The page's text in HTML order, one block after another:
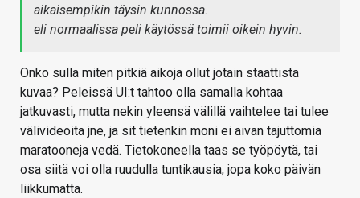
aikaisempikin täysin kunnossa.
eli normaalissa peli käytössä toimii oikein hyvin.
Onko sulla miten pitkiä aikoja ollut jotain staattista
kuvaa? Peleissä UI:t tahtoo olla samalla kohtaa
jatkuvasti, mutta nekin yleensä välillä vaihtelee tai tulee
välivideoita jne, ja sit tietenkin moni ei aivan tajuttomia
maratooneja vedä. Tietokoneella taas se työpöytä, tai
osa siitä voi olla ruudulla tuntikausia, jopa koko päivän
liikkumatta.